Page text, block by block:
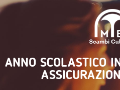
ANNO SCOLASTICO